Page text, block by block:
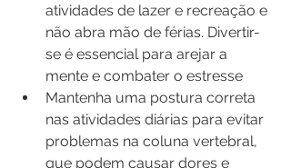
atividades de lazer e recreação e
não abra mão de férias. Divertir-
se é essencial para arejar a
mente e combater o estresse
Mantenha uma postura correta
nas atividades diárias para evitar
problemas na coluna vertebral,
que podem causar dores e